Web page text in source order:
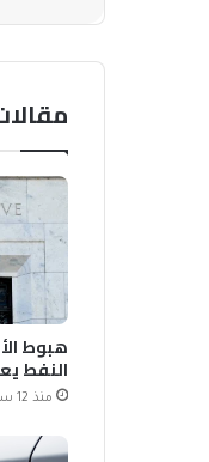
هبوط
النفط
منذ 12 ساعة